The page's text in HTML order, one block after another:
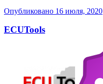
Опубликовано 16 июля, 2020
ECUTools